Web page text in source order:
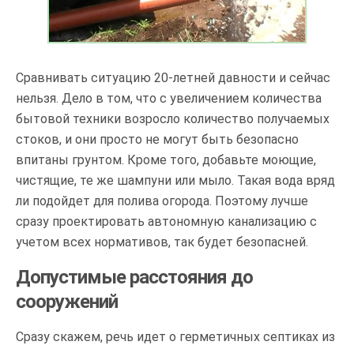
Сравнивать ситуацию 20-летней давности и сейчас
нельзя. Дело в том, что с увеличением количества
бытовой техники возросло количество получаемых
стоков, и они просто не могут быть безопасно
впитаны грунтом. Кроме того, добавьте моющие,
чистящие, те же шампуни или мыло. Такая вода вряд
ли подойдет для полива огорода. Поэтому лучше
сразу проектировать автономную канализацию с
учетом всех нормативов, так будет безопасней.
Допустимые расстояния до
сооружений
Сразу скажем, речь идет о герметичных септиках из